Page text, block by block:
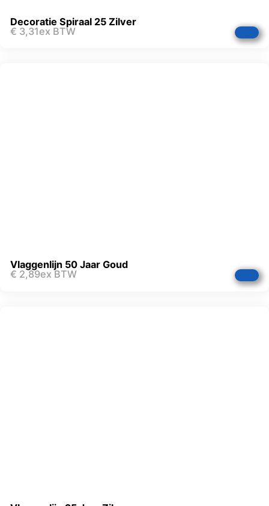
Decoratie Spiraal 25 Zilver
€ 3,31ex BTW
Vlaggenlijn 50 Jaar Goud
€ 2,89ex BTW